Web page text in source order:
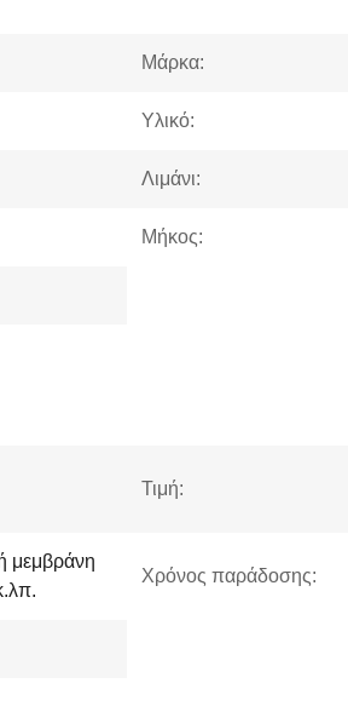
Μάρκα:
Υλικό:
Λιμάνι:
Μήκος:
Τιμή:
μεμβράνη
Χρόνος παράδοσης: